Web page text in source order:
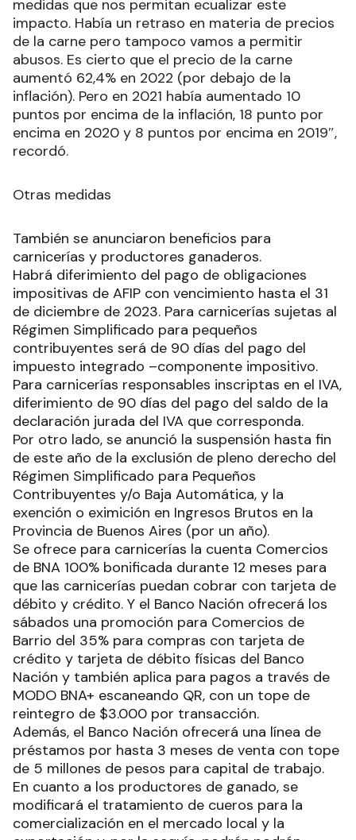
medidas que nos permitan ecualizar este
impacto. Había un retraso en materia de precios
de la carne pero tampoco vamos a permitir
abusos. Es cierto que el precio de la carne
aumentó 62,4% en 2022 (por debajo de la
inflación). Pero en 2021 había aumentado 10
puntos por encima de la inflación, 18 punto por
encima en 2020 y 8 puntos por encima en 2019″,
recordó.
Otras medidas
También se anunciaron beneficios para
carnicerías y productores ganaderos.
Habrá diferimiento del pago de obligaciones
impositivas de AFIP con vencimiento hasta el 31
de diciembre de 2023. Para carnicerías sujetas al
Régimen Simplificado para pequeños
contribuyentes será de 90 días del pago del
impuesto integrado –componente impositivo.
Para carnicerías responsables inscriptas en el IVA,
diferimiento de 90 días del pago del saldo de la
declaración jurada del IVA que corresponda.
Por otro lado, se anunció la suspensión hasta fin
de este año de la exclusión de pleno derecho del
Régimen Simplificado para Pequeños
Contribuyentes y/o Baja Automática, y la
exención o eximición en Ingresos Brutos en la
Provincia de Buenos Aires (por un año).
Se ofrece para carnicerías la cuenta Comercios
de BNA 100% bonificada durante 12 meses para
que las carnicerías puedan cobrar con tarjeta de
débito y crédito. Y el Banco Nación ofrecerá los
sábados una promoción para Comercios de
Barrio del 35% para compras con tarjeta de
crédito y tarjeta de débito físicas del Banco
Nación y también aplica para pagos a través de
MODO BNA+ escaneando QR, con un tope de
reintegro de $3.000 por transacción.
Además, el Banco Nación ofrecerá una línea de
préstamos por hasta 3 meses de venta con tope
de 5 millones de pesos para capital de trabajo.
En cuanto a los productores de ganado, se
modificará el tratamiento de cueros para la
comercialización en el mercado local y la